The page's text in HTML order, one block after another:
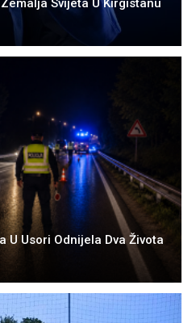
Svijeta U Kirgistanu
U Usori Odnijela Dva Života